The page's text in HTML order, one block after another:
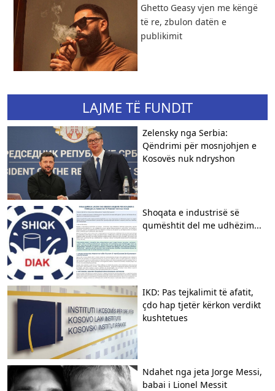
Ghetto Geasy vjen me këngë
të re, zbulon datën e
publikimit
LAJME TË FUNDIT
Zelensky nga Serbia:
Qëndrimi për mosnjohjen e
Kosovës nuk ndryshon
Shoqata e industrisë së
qumështit del me udhëzim...
IKD: Pas tejkalimit të afatit,
çdo hap tjetër kërkon verdikt
kushtetues
Ndahet nga jeta Jorge Messi,
babai i Lionel Messit